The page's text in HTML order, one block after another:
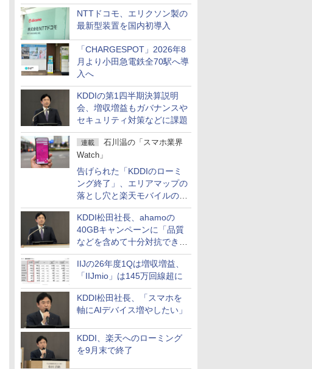
NTTドコモ、エリクソン製の
最新型装置を国内初導入
「CHARGESPOT」2026年8
月より小田急電鉄全70駅へ導
入へ
KDDIの第1四半期決算説明
会、増収増益もガバナンスや
セキュリティ対策などに課題
連載
石川温の「スマホ業界
Watch」
告げられた「KDDIのローミ
ング終了」、エリアマップの
落とし穴と楽天モバイルの課
題
KDDI松田社長、ahamoの
40GBキャンペーンに「品質
などを含めて十分対抗でき
る」
IIJの26年度1Qは増収増益、
「IIJmio」は145万回線超に
KDDI松田社長、「スマホを
軸にAIデバイス増やしたい」
KDDI、楽天へのローミング
を9月末で終了